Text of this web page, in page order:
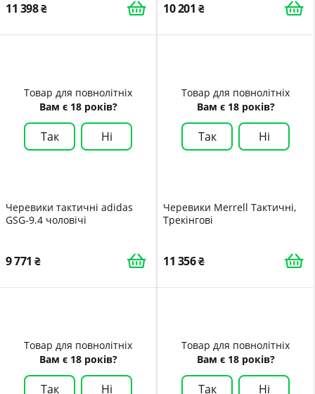
11 398 10 201
Товар для повнолітніх
Вам є 18 років?
Так Ні
Черевики тактичні adidas
GSG-9.4 чоловічі
9 771
Товар для повнолітніх
Вам є 18 років?
Так Ні
Черевики Merrell Тактичні,
Трекінгові
11 356
Товар для повнолітніх
Вам є 18 років?
Так Ні
Товар для повнолітніх
Вам є 18 років?
Так Ні